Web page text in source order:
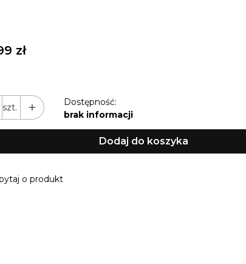
zł
szt.
Dostępność:
brak informacji
Dodaj do koszyka
o produkt